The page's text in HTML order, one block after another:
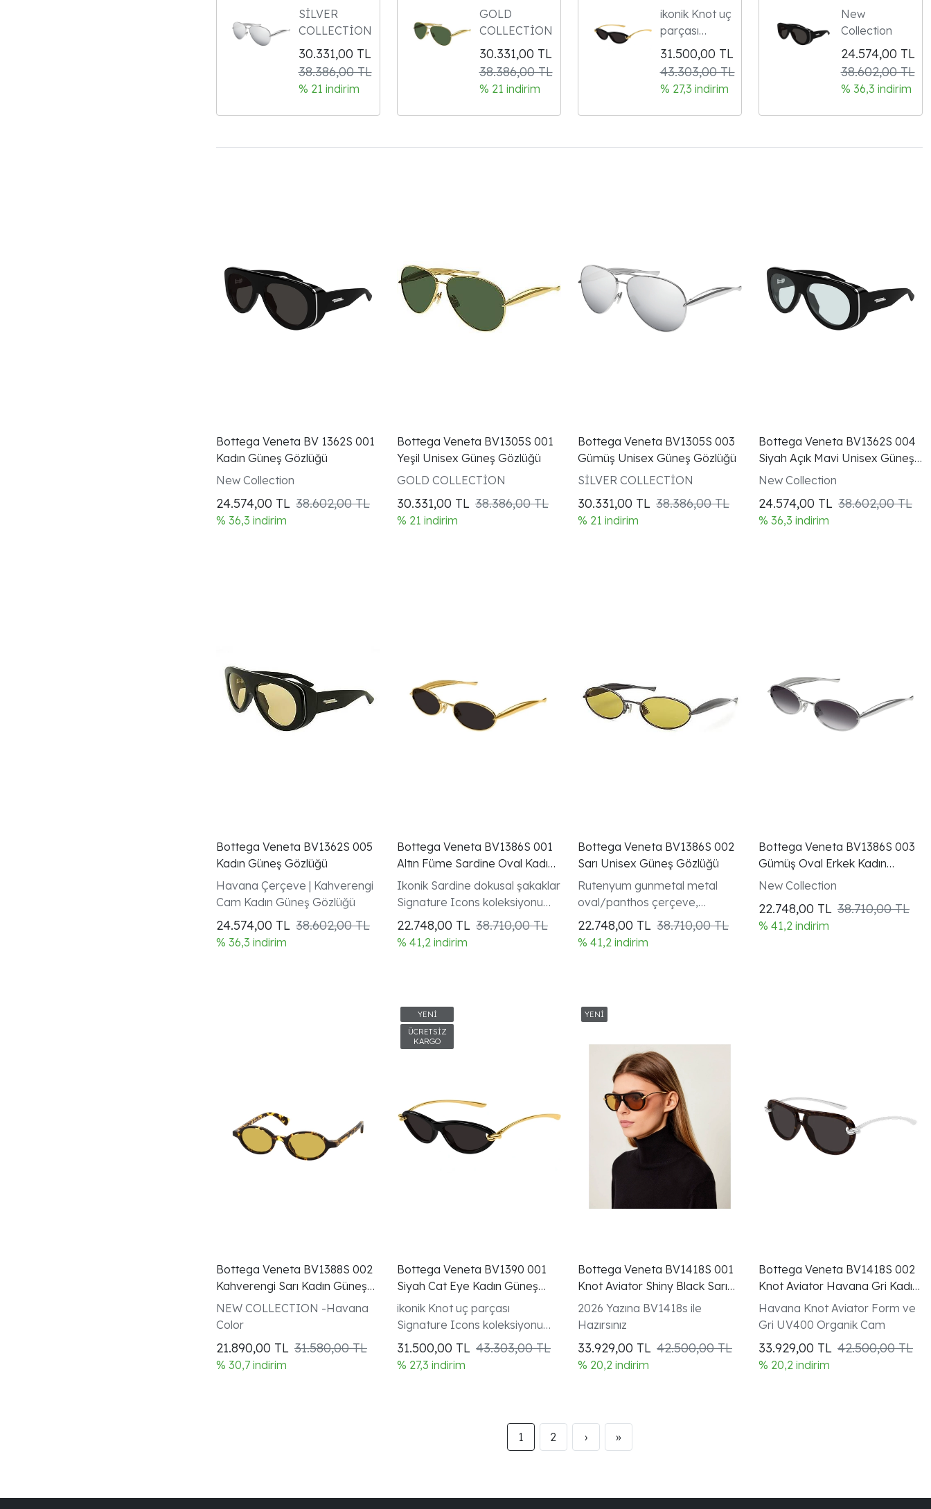
Gümüş Unisex
Güneş Gözlüğü
SİLVER
COLLECTİON
30.331,00 TL
38.386,00 TL
% 21 indirim
Yeşil Unisex
Güneş Gözlüğü
GOLD
COLLECTİON
30.331,00 TL
38.386,00 TL
% 21 indirim
Siyah Cat Eye
Kadın Güneş
Gözlüğü
ikonik Knot uç
parçası
Signature
Icons
koleksiyonu
kadın modeli
31.500,00 TL
43.303,00 TL
% 27,3 indirim
Kadın Güneş
Gözlüğü
New
Collection
24.574,00 TL
38.602,00 TL
% 36,3 indirim
Bottega Veneta BV 1362S 001
Kadın Güneş Gözlüğü
New Collection
24.574,00 TL 38.602,00 TL
% 36,3 indirim
Bottega Veneta BV1305S 001
Yeşil Unisex Güneş Gözlüğü
GOLD COLLECTİON
30.331,00 TL 38.386,00 TL
% 21 indirim
Bottega Veneta BV1305S 003
Gümüş Unisex Güneş Gözlüğü
SİLVER COLLECTİON
30.331,00 TL 38.386,00 TL
% 21 indirim
Bottega Veneta BV1362S 004
Siyah Açık Mavi Unisex Güneş
Gözlüğü
New Collection
24.574,00 TL 38.602,00 TL
% 36,3 indirim
Bottega Veneta BV1362S 005
Kadın Güneş Gözlüğü
Havana Çerçeve | Kahverengi
Cam Kadın Güneş Gözlüğü
24.574,00 TL 38.602,00 TL
% 36,3 indirim
Bottega Veneta BV1386S 001
Altın Füme Sardine Oval Kadın
Güneş Gözlüğü
Ikonik Sardine dokusal şakaklar
Signature Icons koleksiyonu
unisex model
22.748,00 TL 38.710,00 TL
% 41,2 indirim
Bottega Veneta BV1386S 002
Sarı Unisex Güneş Gözlüğü
Rutenyum gunmetal metal
oval/panthos çerçeve,
Signature Icons koleksiyonu,
Sarı Lens
22.748,00 TL 38.710,00 TL
% 41,2 indirim
Bottega Veneta BV1386S 003
Gümüş Oval Erkek Kadın
Gözlüğü
New Collection
22.748,00 TL 38.710,00 TL
% 41,2 indirim
Bottega Veneta BV1388S 002
Kahverengi Sarı Kadın Güneş
Gözlüğü
NEW COLLECTION -Havana
Color
21.890,00 TL 31.580,00 TL
% 30,7 indirim
Bottega Veneta BV1390 001
Siyah Cat Eye Kadın Güneş
Gözlüğü
ikonik Knot uç parçası
Signature Icons koleksiyonu
kadın modeli
31.500,00 TL 43.303,00 TL
% 27,3 indirim
Bottega Veneta BV1418S 001
Knot Aviator Shiny Black Sarı
Kadın Güneş Gözlüğü
2026 Yazına BV1418s ile
Hazırsınız
33.929,00 TL 42.500,00 TL
% 20,2 indirim
Bottega Veneta BV1418S 002
Knot Aviator Havana Gri Kadın
Güneş Gözlüğü
Havana Knot Aviator Form ve
Gri UV400 Organik Cam
33.929,00 TL 42.500,00 TL
% 20,2 indirim
1 2 › »